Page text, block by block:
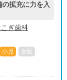
拡充に力を入
ぎ歯科
小児
女医